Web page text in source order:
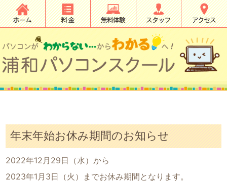
年末年始お休み期間のお知らせ
2022年12月29日（水）から
2023年1月3日（火）までお休み期間となります。